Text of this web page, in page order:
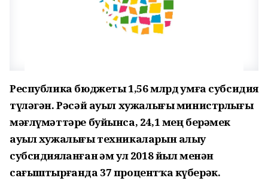
Республика бюджеты 1,56 млрд һумға субсидия
түләгән. Рәсәй ауыл хужалығы министрлығы
мәғлүмәттәре буйынса, 24,1 мең берәмек
ауыл хужалығы техникаларын алыу
субсидияланған һәм ул 2018 йыл менән
сағыштырғанда 37 процентҡа күберәк.